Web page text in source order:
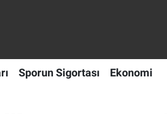
Sporun Sigortası Ekonomi